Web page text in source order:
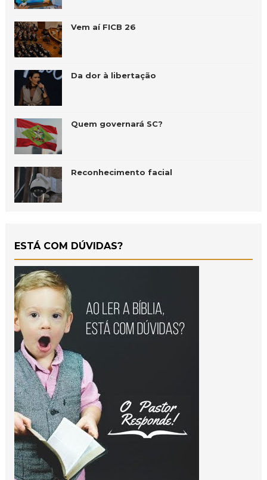
Vem aí FICB 26
Da dor à libertação
Quem governará SC?
Reconhecimento facial
ESTÁ COM DÚVIDAS?